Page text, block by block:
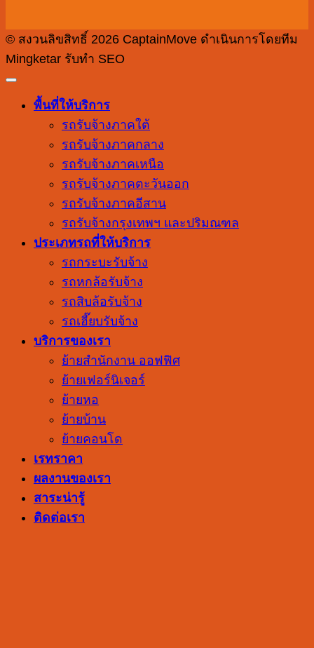
© สงวนลิขสิทธิ์ 2026 CaptainMove ดำเนินการโดยทีม
Mingketar รับทำ SEO
พื้นที่ให้บริการ
รถรับจ้างภาคใต้
รถรับจ้างภาคกลาง
รถรับจ้างภาคเหนือ
รถรับจ้างภาคตะวันออก
รถรับจ้างภาคอีสาน
รถรับจ้างกรุงเทพฯ และปริมณฑล
ประเภทรถที่ให้บริการ
รถกระบะรับจ้าง
รถหกล้อรับจ้าง
รถสิบล้อรับจ้าง
รถเฮี๊ยบรับจ้าง
บริการของเรา
ย้ายสำนักงาน ออฟฟิศ
ย้ายเฟอร์นิเจอร์
ย้ายหอ
ย้ายบ้าน
ย้ายคอนโด
เรทราคา
ผลงานของเรา
สาระน่ารู้
ติดต่อเรา